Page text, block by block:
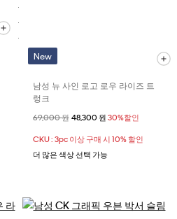
New
남성 뉴 사인 로고 로우 라이즈 트
렁크
할인 전 가격
69,000 원할인된 가격
48,300 원 30%할인
CKU : 3pc 이상 구매 시 10% 할인
더 많은 색상 선택 가능